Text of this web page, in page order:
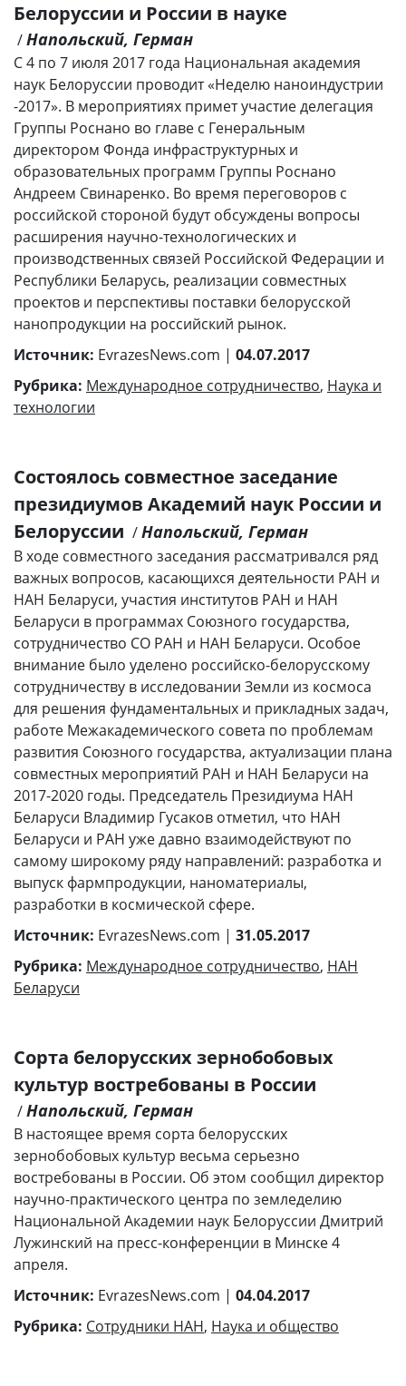
Белоруссии и России в науке
/Напольский, Герман
С 4 по 7 июля 2017 года Национальная академия
наук Белоруссии проводит «Неделю наноиндустрии
-2017». В мероприятиях примет участие делегация
Группы Роснано во главе с Генеральным
директором Фонда инфраструктурных и
образовательных программ Группы Роснано
Андреем Свинаренко. Во время переговоров с
российской стороной будут обсуждены вопросы
расширения научно-технологических и
производственных связей Российской Федерации и
Республики Беларусь, реализации совместных
проектов и перспективы поставки белорусской
нанопродукции на российский рынок.
Источник: EvrazesNews.com | 04.07.2017
Рубрика: Международное сотрудничество, Наука и
технологии
Состоялось совместное заседание
президиумов Академий наук России и
Белоруссии /Напольский, Герман
В ходе совместного заседания рассматривался ряд
важных вопросов, касающихся деятельности РАН и
НАН Беларуси, участия институтов РАН и НАН
Беларуси в программах Союзного государства,
сотрудничество СО РАН и НАН Беларуси. Особое
внимание было уделено российско-белорусскому
сотрудничеству в исследовании Земли из космоса
для решения фундаментальных и прикладных задач,
работе Межакадемического совета по проблемам
развития Союзного государства, актуализации плана
совместных мероприятий РАН и НАН Беларуси на
2017-2020 годы. Председатель Президиума НАН
Беларуси Владимир Гусаков отметил, что НАН
Беларуси и РАН уже давно взаимодействуют по
самому широкому ряду направлений: разработка и
выпуск фармпродукции, наноматериалы,
разработки в космической сфере.
Источник: EvrazesNews.com | 31.05.2017
Рубрика: Международное сотрудничество, НАН
Беларуси
Сорта белорусских зернобобовых
культур востребованы в России
/Напольский, Герман
В настоящее время сорта белорусских
зернобобовых культур весьма серьезно
востребованы в России. Об этом сообщил директор
научно-практического центра по земледелию
Национальной Академии наук Белоруссии Дмитрий
Лужинский на пресс-конференции в Минске 4
апреля.
Источник: EvrazesNews.com | 04.04.2017
Рубрика: Сотрудники НАН, Наука и общество